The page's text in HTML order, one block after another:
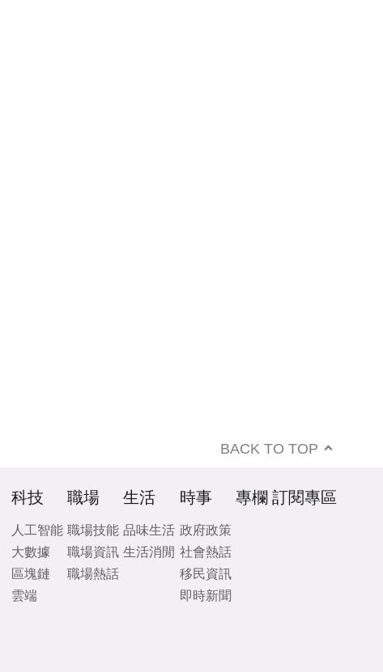
BACK TO TOP
科技
人工智能
大數據
區塊鏈
雲端
職場
職場技能
職場資訊
職場熱話
生活
品味生活
生活消閒
時事
政府政策
社會熱話
移民資訊
即時新聞
專欄 訂閱專區